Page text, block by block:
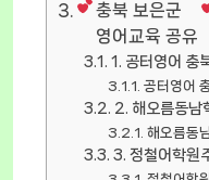
충북 보은군
영어교육 공유
1. 공터영어 충
공터영어
2. 해오름동남
해오름동
3. 정철어학원